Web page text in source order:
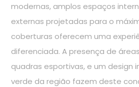
modernas, amplos espaços
externas projetadas para o
coberturas oferecem uma
diferenciada. A presença de
quadras esportivas, e um design
verde da região fazem deste